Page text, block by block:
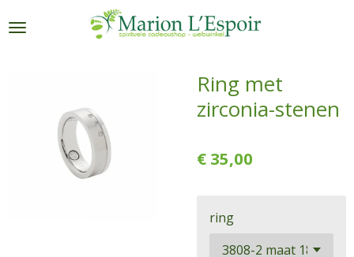
direct
Ring met
zirconia-stenen
€ 35,00
ring